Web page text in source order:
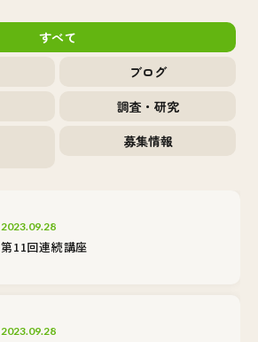
すべて
ブログ
調査・研究
募集情報
2023.09.28
第11回連続講座
2023.09.28